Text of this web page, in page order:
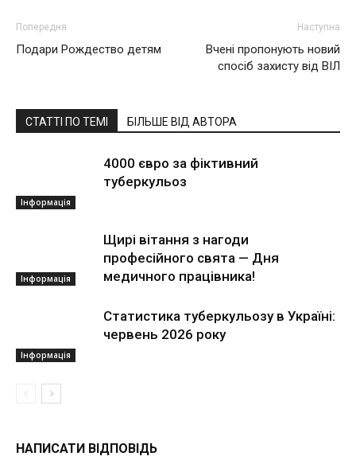
Попередня
Подари Рождество детям
Наступна
Вчені пропонують новий
спосіб захисту від ВІЛ
СТАТТІ ПО ТЕМІ БІЛЬШЕ ВІД АВТОРА
Інформація
4000 євро за фіктивний
туберкульоз
Інформація
Щирі вітання з нагоди
професійного свята — Дня
медичного працівника!
Інформація
Статистика туберкульозу в Україні:
червень 2026 року
НАПИСАТИ ВІДПОВІДЬ